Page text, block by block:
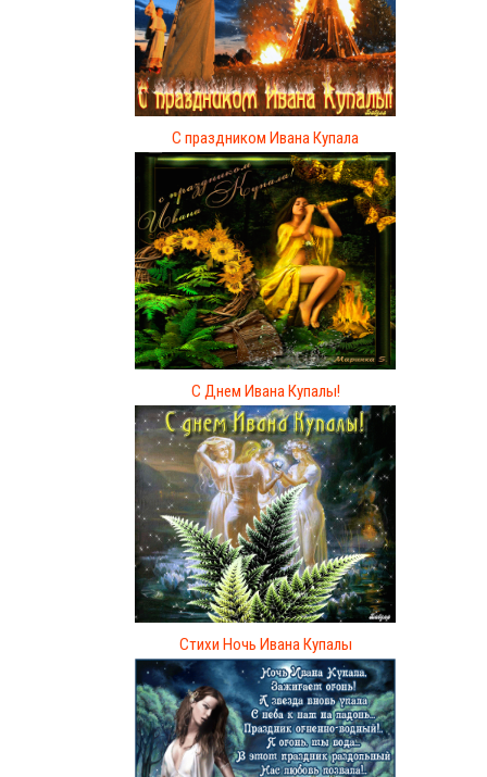
С праздником Ивана Купала
С Днем Ивана Купалы!
Стихи Ночь Ивана Купалы